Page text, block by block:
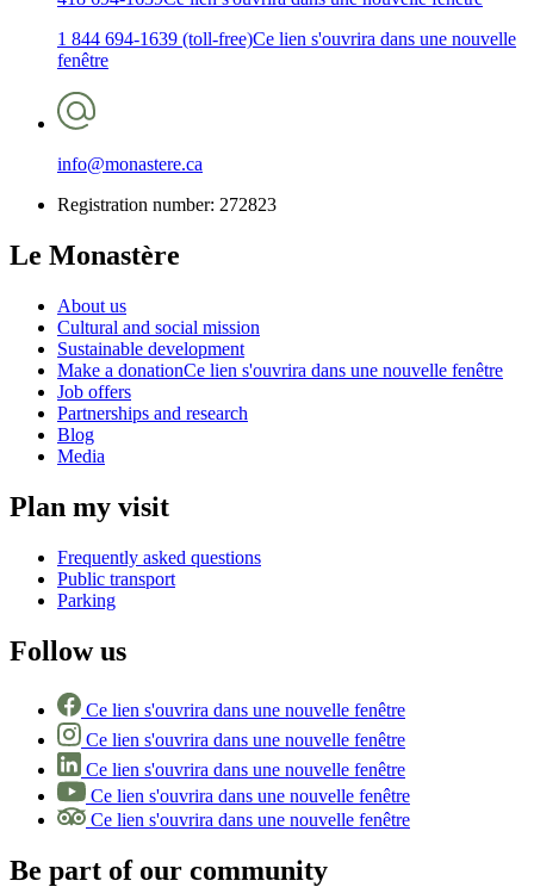
1 844 694-1639 (toll-free)Ce lien s'ouvrira dans une nouvelle
fenêtre
info@monastere.ca
Registration number: 272823
Le Monastère
About us
Cultural and social mission
Sustainable development
Make a donationCe lien s'ouvrira dans une nouvelle fenêtre
Job offers
Partnerships and research
Blog
Media
Plan my visit
Frequently asked questions
Public transport
Parking
Follow us
Ce lien s'ouvrira dans une nouvelle fenêtre
Ce lien s'ouvrira dans une nouvelle fenêtre
Ce lien s'ouvrira dans une nouvelle fenêtre
Ce lien s'ouvrira dans une nouvelle fenêtre
Ce lien s'ouvrira dans une nouvelle fenêtre
Be part of our community